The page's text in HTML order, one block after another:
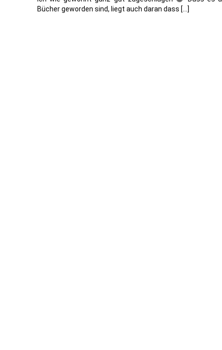
Bücher geworden sind, liegt auch daran dass […]